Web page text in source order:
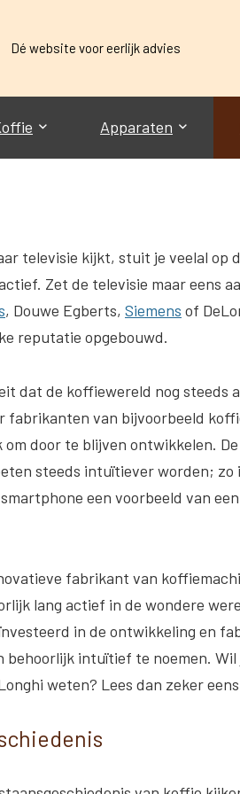
Dé website voor eerlijk advies
Apparaten
televisie kijkt, stuit je veelal
Zet de televisie maar eens
, Douwe Egberts, Siemens of
reputatie opgebouwd.
dat de koffiewereld nog steeds
fabrikanten van bijvoorbeeld
om door te blijven ontwikkelen. De
steeds intuïtiever worden; zo
een voorbeeld van
fabrikant van
lang actief in de wondere
in de ontwikkeling en
behoorlijk intuïtief te noemen.
weten? Lees dan zeker